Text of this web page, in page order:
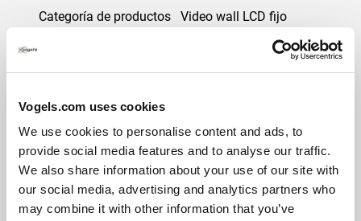
Vogels.com uses cookies
We use cookies to personalise content and ads, to
provide social media features and to analyse our traffic.
We also share information about your use of our site with
our social media, advertising and analytics partners who
may combine it with other information that you’ve
• 2x PLM 8030, Perfil vertical
• 3x PLS 8001, Tiras de montaje, vertical
• 3x PFA 9137, Kit de montaje UniSee
Precisión y sencillez que aseguran una instalación
Este paquete de kit Barco UniSee montado se pueden
combinar varias placas de montaje en videowall con los
tubos PUC 29 de la serie Connect-it de Vogel's. Y con los
perfiles verticales, las tiras de montaje y los adaptadores
específicos UniSee, puedes montar fácilmente tus
Categoría de productos Video wall LCD fijo
Color
Premios y certificaciones